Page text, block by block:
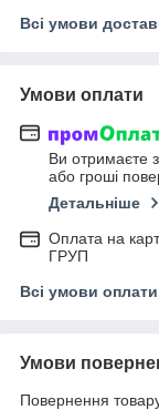
Всі умови
Умови оплати
Ви отримаєте
або гроші
Детальніше
Оплата на
ГРУП
Всі умови оплати
Умови
Повернення